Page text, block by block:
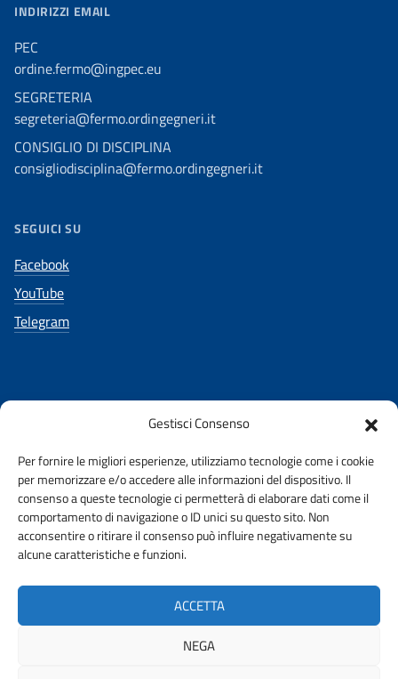
Gestisci Consenso
Per fornire le migliori esperienze, utilizziamo tecnologie come i cookie
per memorizzare e/o accedere alle informazioni del dispositivo. Il
consenso a queste tecnologie ci permetterà di elaborare dati come il
comportamento di navigazione o ID unici su questo sito. Non
acconsentire o ritirare il consenso può influire negativamente su
alcune caratteristiche e funzioni.
ACCETTA
NEGA
INDIRIZZI EMAIL
PEC
ordine.fermo@ingpec.eu
SEGRETERIA
segreteria@fermo.ordingegneri.it
CONSIGLIO DI DISCIPLINA
consigliodisciplina@fermo.ordingegneri.it
SEGUICI SU
Facebook
YouTube
Telegram
PRIVACY E COOKIE POLICY ORDINE URP
DICHIARAZIONE DI ACCESSIBILITA’
INFORMATIVE PRIVACY STAKEHOLDER